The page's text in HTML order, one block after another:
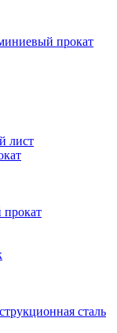
прокат
лист
сталь